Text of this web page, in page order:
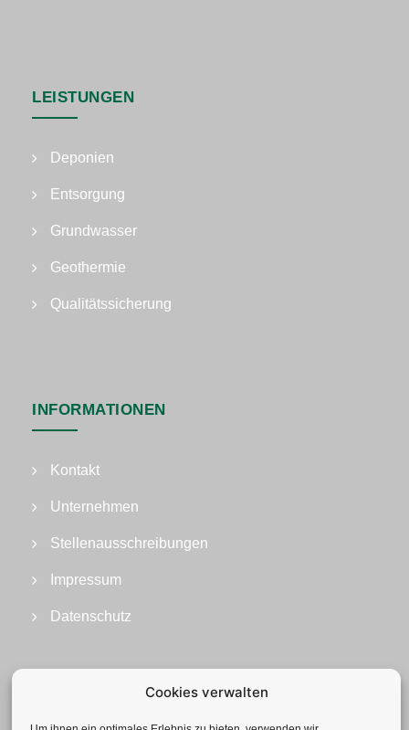
Cookies verwalten
LEISTUNGEN
Deponien
Entsorgung
Grundwasser
Geothermie
Qualitätssicherung
INFORMATIONEN
Kontakt
Unternehmen
Stellenausschreibungen
Impressum
Datenschutz